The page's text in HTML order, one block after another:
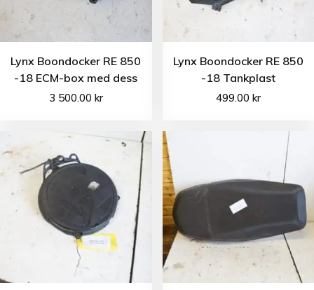
Lynx Boondocker RE 850
-18 ECM-box med dess
3 500.00 kr
Lynx Boondocker RE 850
-18 Tankplast
499.00 kr